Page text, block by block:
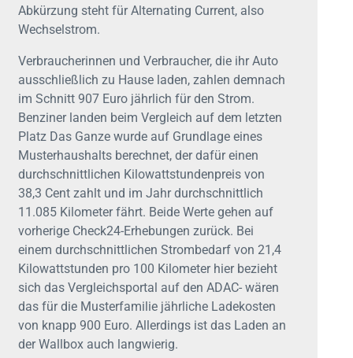
Abkürzung steht für Alternating Current, also
Wechselstrom.
Verbraucherinnen und Verbraucher, die ihr Auto
ausschließlich zu Hause laden, zahlen demnach
im Schnitt 907 Euro jährlich für den Strom.
Benziner landen beim Vergleich auf dem letzten
Platz Das Ganze wurde auf Grundlage eines
Musterhaushalts berechnet, der dafür einen
durchschnittlichen Kilowattstundenpreis von
38,3 Cent zahlt und im Jahr durchschnittlich
11.085 Kilometer fährt. Beide Werte gehen auf
vorherige Check24-Erhebungen zurück. Bei
einem durchschnittlichen Strombedarf von 21,4
Kilowattstunden pro 100 Kilometer hier bezieht
sich das Vergleichsportal auf den ADAC- wären
das für die Musterfamilie jährliche Ladekosten
von knapp 900 Euro. Allerdings ist das Laden an
der Wallbox auch langwierig.